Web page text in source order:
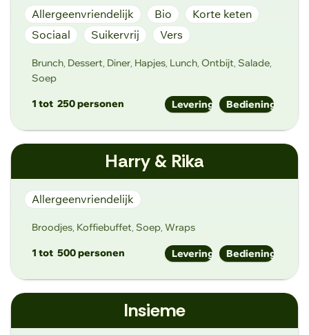
Allergeenvriendelijk Bio
Korte keten
Sociaal
Suikervrij Vers
Brunch Dessert Diner Hapjes Lunch Ontbijt Salade
Soep
1 tot 250 personen Bediening
Levering
www.groesting.com
Molenstraat 91, 1770 Liedekerke
Harry & Rika
Allergeenvriendelijk
Broodjes Koffiebuffet Soep Wraps
1 tot 500 personen Bediening
Levering
https://www.harryenrika.be
Bijlokevest 2, 9000 Gent
Insieme